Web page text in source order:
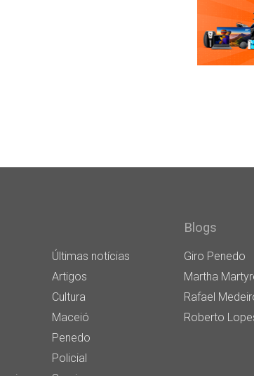
Últimas notícias
Artigos
Cultura
Maceió
Penedo
Policial
Blogs
Giro Penedo
Martha
Rafael
Roberto